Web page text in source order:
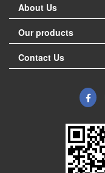
About Us
Our products
Contact Us